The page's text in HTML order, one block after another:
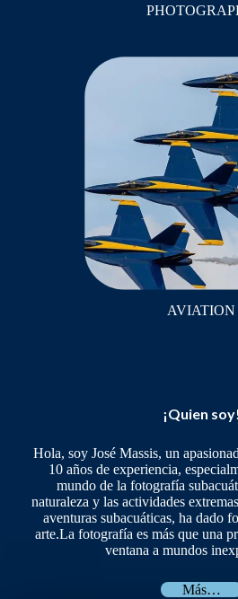
AVIATION
¡Quien soy!
Hola, soy José Massis, un
10 años de experiencia,
mundo de la fotografía
naturaleza y las actividades
aventuras subacuáticas, ha dado
arte.La fotografía es más que una
ventana a mundos
Más…